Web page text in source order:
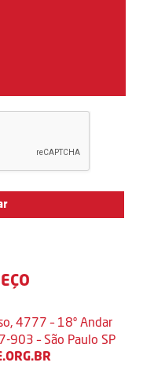
4777 – 18º Andar
903 – São Paulo SP